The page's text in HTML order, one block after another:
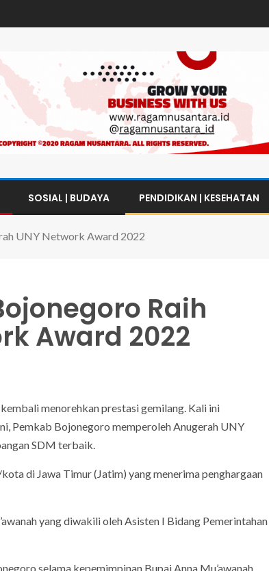
SOSIAL | BUDAYA PENDIDIKAN | KESEHATAN
UNY Network Award 2022
Raih
Award 2022
menorehkan prestasi gemilang. Kali ini
Pemkab Bojonegoro memperoleh Anugerah UNY
SDM terbaik.
di Jawa Timur (Jatim) yang menerima penghargaan
yang diwakili oleh Asisten I Bidang Pemerintahan
selama kepemimpinan Bupai Anna Mu’awanah.